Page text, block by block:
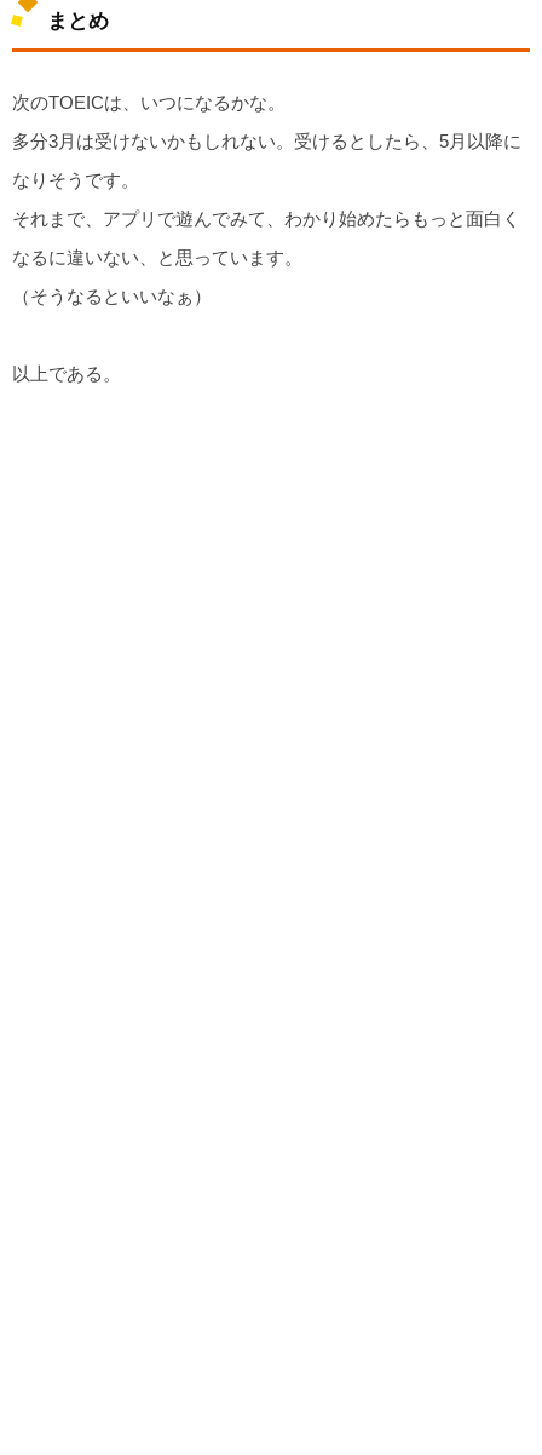
まとめ
次のTOEICは、いつになるかな。
多分3月は受けないかもしれない。受けるとしたら、5月以降に
なりそうです。
それまで、アプリで遊んでみて、わかり始めたらもっと面白く
なるに違いない、と思っています。
（そうなるといいなぁ）
以上である。